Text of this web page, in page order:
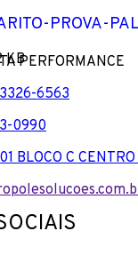
PERFORMANCE
6563
0990
BLOCO C
PROVA-
KB